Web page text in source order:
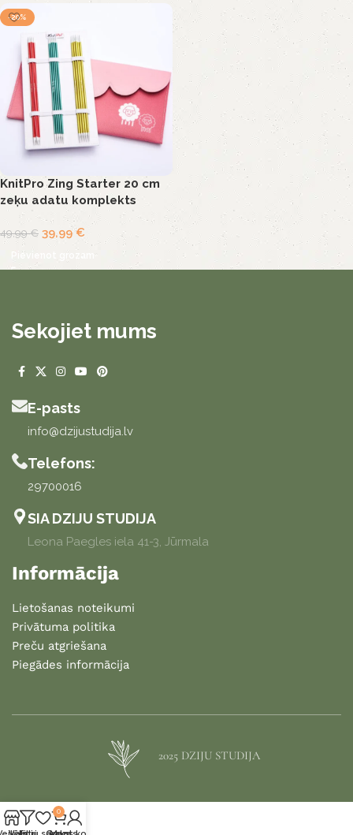
-20%
KnitPro Zing Starter 20 cm
zeķu adatu komplekts
49,99€ 39,99€
Pievienot grozam
Sekojiet mums
E-pasts
info@dzijustudija.lv
Telefons:
29700016
SIA DZIJU STUDIJA
Leona Paegles iela 41-3, Jūrmala
Informācija
Lietošanas noteikumi
Privātuma politika
Preču atgriešana
Piegādes informācija
2025 DZIJU STUDIJA
0